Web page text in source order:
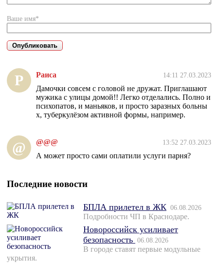
Ваше имя*
Р Раиса 14:11 27.03.2023
Дамочки совсем с головой не дружат. Приглашают
мужика с улицы домой!! Легко отделались. Полно и
психопатов, и маньяков, и просто заразных больны
х, туберкулёзом активной формы, например.
@ @@@ 13:52 27.03.2023
А может просто сами оплатили услуги парня?
Последние новости
БПЛА прилетел в ЖК 06.08.2026
Подробности ЧП в Краснодаре.
Новороссийск усиливает
безопасность 06.08.2026
В городе ставят первые модульные
укрытия.